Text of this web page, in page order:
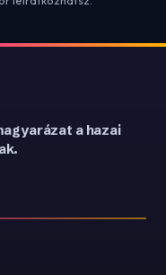
a hazai